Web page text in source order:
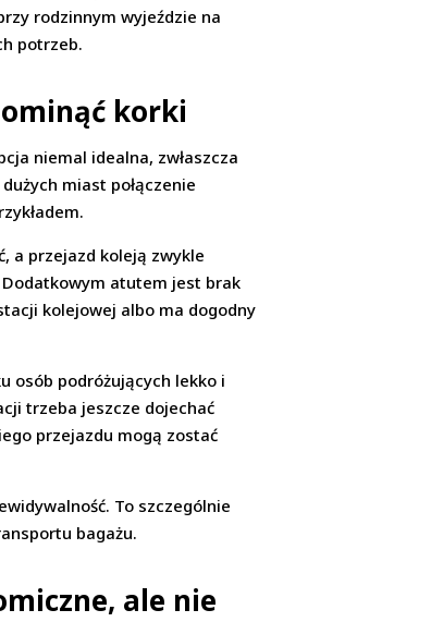
rodzinnym wyjeździe na
potrzeb.
korki
niemal idealna, zwłaszcza
miast połączenie
a przejazd koleją zwykle
Dodatkowym atutem jest brak
kolejowej albo ma dogodny
osób podróżujących lekko i
trzeba jeszcze dojechać
przejazdu mogą zostać
To szczególnie
bagażu.
ale nie